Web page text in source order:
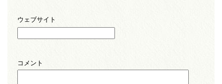
ウェブサイト
コメント